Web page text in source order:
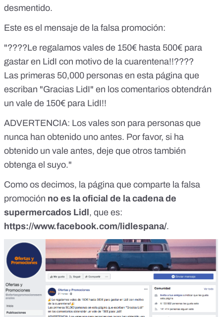
desmentido.
Este es el mensaje de la falsa promoción:
"????Le regalamos vales de 150€ hasta 500€ para
gastar en LidI con motivo de la cuarentena!!????
Las primeras 50,000 personas en esta página que
escriban "Gracias LidI" en los comentarios obtendrán
un vale de 150€ para LidI!!
ADVERTENCIA: Los vales son para personas que
nunca han obtenido uno antes. Por favor, si ha
obtenido un vale antes, deje que otros también
obtenga el suyo."
Como os decimos, la página que comparte la falsa
promoción no es la oficial de la cadena de
supermercados Lidl , que es:
https://www.facebook.com/lidlespana/.